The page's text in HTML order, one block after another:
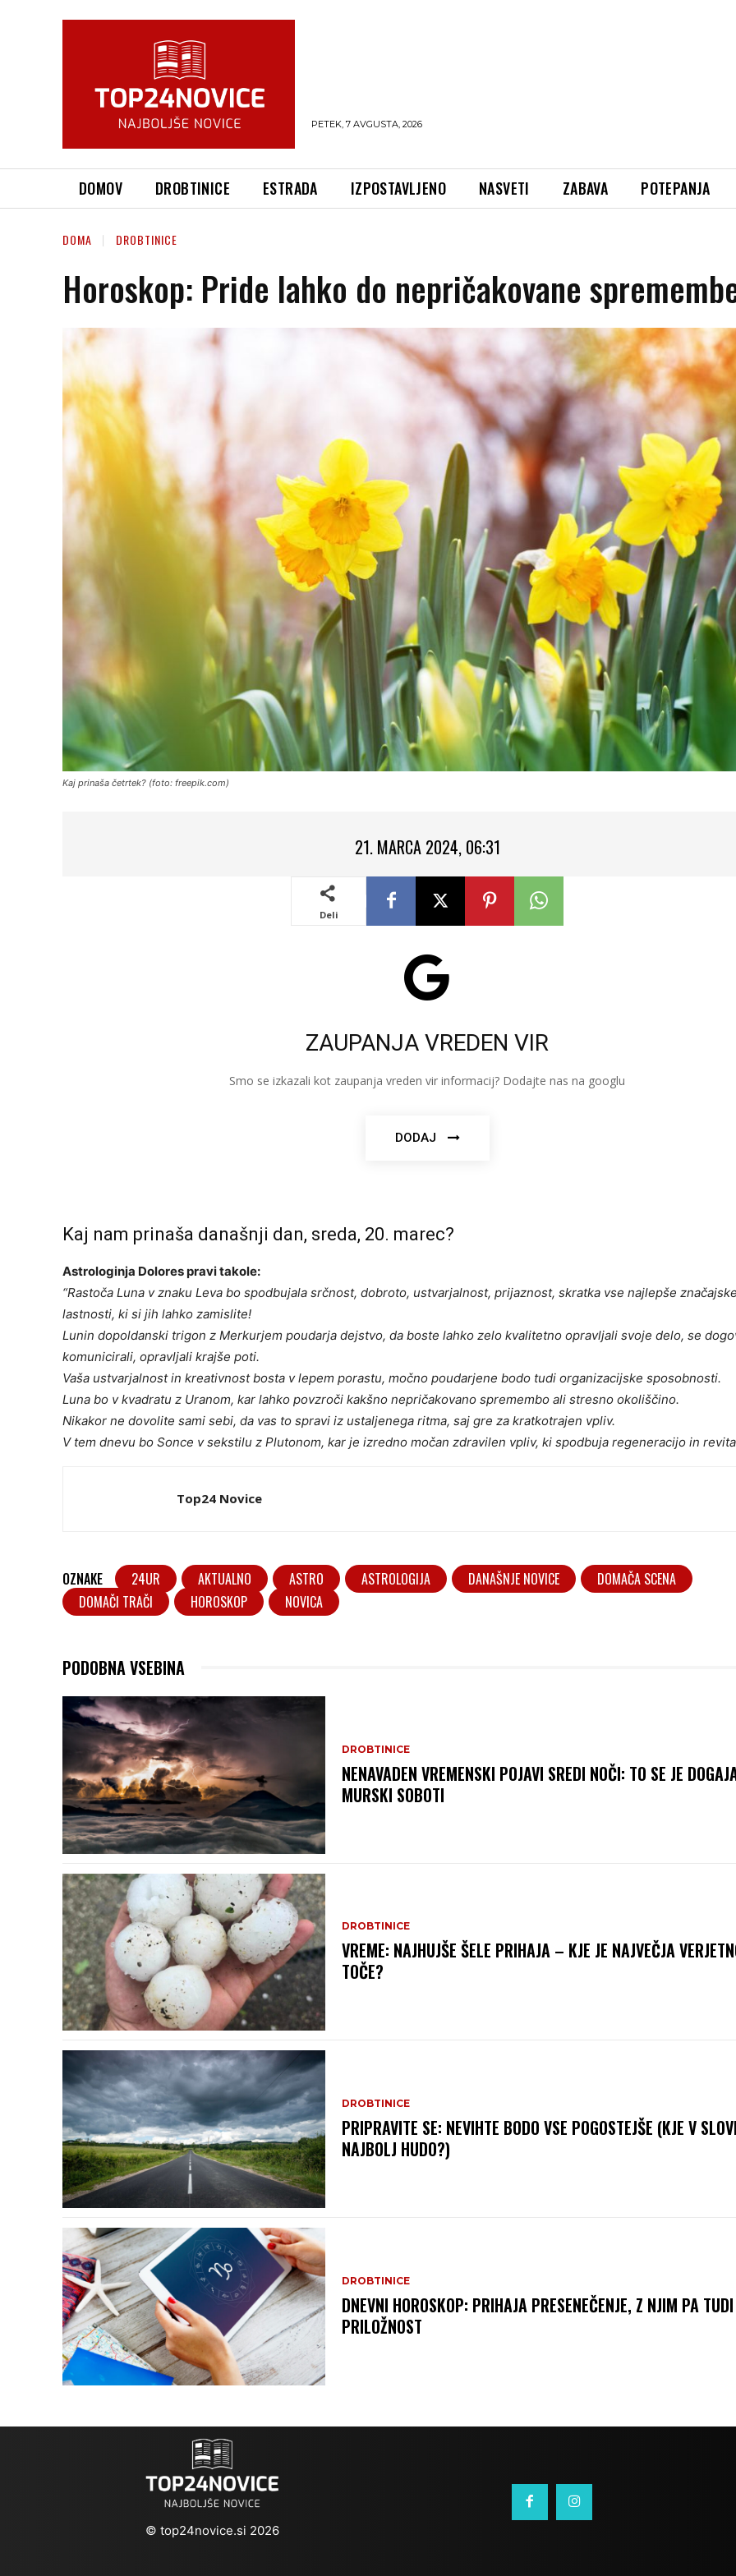
PETEK, 7 AVGUSTA, 2026
DOMOV DROBTINICE ESTRADA IZPOSTAVLJENO NASVETI ZABAVA POTEPANJA
DOMA DROBTINICE
Horoskop: Pride lahko do nepričakovane
Kaj prinaša četrtek? (foto: freepik.com)
21. MARCA 2024, 06:31
Deli
ZAUPANJA VREDEN VIR
Smo se izkazali kot zaupanja vreden vir informacij? Dodajte nas na googlu
DODAJ
Kaj nam prinaša današnji dan, sreda, 20. marec?
Astrologinja Dolores pravi takole:
“Rastoča Luna v znaku Leva bo spodbujala srčnost, dobroto, ustvarjalnost, prijaznost, skratka vse najlepše značajske
lastnosti, ki si jih lahko zamislite!
Lunin dopoldanski trigon z Merkurjem poudarja dejstvo, da boste lahko zelo kvalitetno opravljali svoje delo, se
komunicirali, opravljali krajše poti.
Vaša ustvarjalnost in kreativnost bosta v lepem porastu, močno poudarjene bodo tudi organizacijske sposobnosti.
Luna bo v kvadratu z Uranom, kar lahko povzroči kakšno nepričakovano spremembo ali stresno okoliščino.
Nikakor ne dovolite sami sebi, da vas to spravi iz ustaljenega ritma, saj gre za kratkotrajen vpliv.
V tem dnevu bo Sonce v sekstilu z Plutonom, kar je izredno močan zdravilen vpliv, ki spodbuja regeneracijo in
Top24 Novice
OZNAKE 24UR AKTUALNO ASTRO ASTROLOGIJA DANAŠNJE NOVICE
DOMAČA SCENA
DOMAČI TRAČI
HOROSKOP NOVICA
PODOBNA VSEBINA
DROBTINICE
NENAVADEN VREMENSKI POJAVI SREDI NOČI: TO SE JE
MURSKI SOBOTI
DROBTINICE
VREME: NAJHUJŠE ŠELE PRIHAJA – KJE JE NAJVEČJA
TOČE?
DROBTINICE
PRIPRAVITE SE: NEVIHTE BODO VSE POGOSTEJŠE (KJE V
NAJBOLJ HUDO?)
DROBTINICE
DNEVNI HOROSKOP: PRIHAJA PRESENEČENJE, Z NJIM PA TUDI
PRILOŽNOST
© top24novice.si 2026